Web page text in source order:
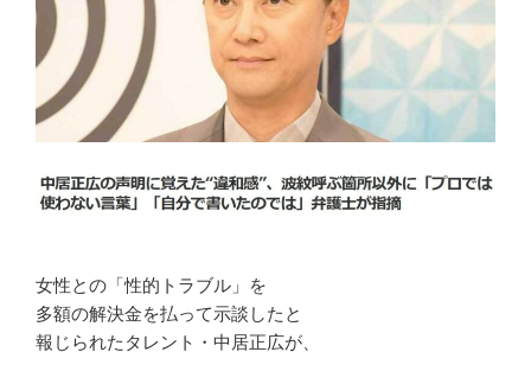
女性との「性的トラブル」を
多額の解決金を払って示談したと
報じられたタレント・中居正広が、